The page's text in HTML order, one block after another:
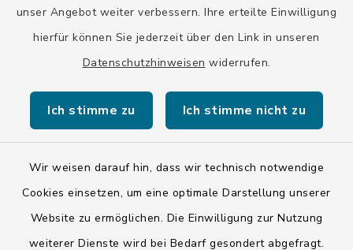
unser Angebot weiter verbessern. Ihre erteilte Einwilligung
hierfür können Sie jederzeit über den Link in unseren
Datenschutzhinweisen widerrufen.
Ich stimme zu Ich stimme nicht zu
Wir weisen darauf hin, dass wir technisch notwendige
Cookies einsetzen, um eine optimale Darstellung unserer
Website zu ermöglichen. Die Einwilligung zur Nutzung
weiterer Dienste wird bei Bedarf gesondert abgefragt.
BayernPortal
Kontakt
Barrierefreiheit